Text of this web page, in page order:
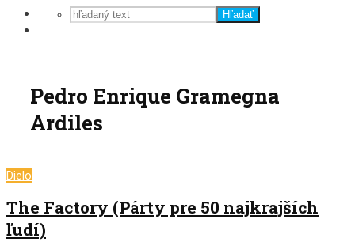
Hľadať
Pedro Enrique Gramegna
Ardiles
Dielo
The Factory (Párty pre 50 najkrajších
ľudí)